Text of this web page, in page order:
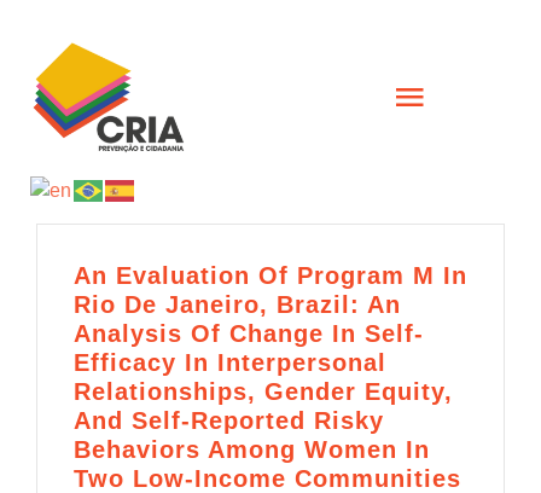
content
Toggle
INÍCIO
QUEM SOMOS
AÇÕES
FORMAÇÕES
An Evaluation Of Program M In
Rio De Janeiro, Brazil: An
Analysis Of Change In Self-
Efficacy In Interpersonal
Relationships, Gender Equity,
And Self-Reported Risky
Behaviors Among Women In
Two Low-Income Communities